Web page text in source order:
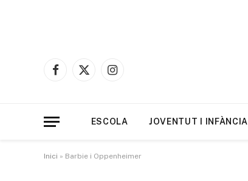
Facebook
X
Instagram
ESCOLA JOVENTUT I INFÀNCIA
Inici » Barbie i Oppenheimer